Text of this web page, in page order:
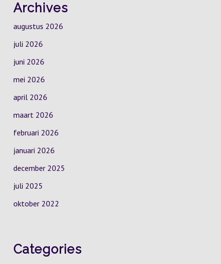
Archives
augustus 2026
juli 2026
juni 2026
mei 2026
april 2026
maart 2026
februari 2026
januari 2026
december 2025
juli 2025
oktober 2022
Categories